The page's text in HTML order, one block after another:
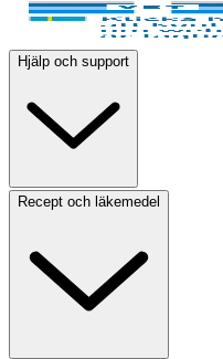
Hjälp och support
Recept och läkemedel